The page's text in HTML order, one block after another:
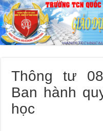
Thông tư
Ban hành
học